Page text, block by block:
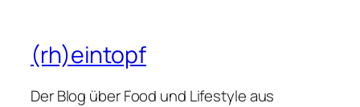
(rh)eintopf
Der Blog über Food und Lifestyle aus